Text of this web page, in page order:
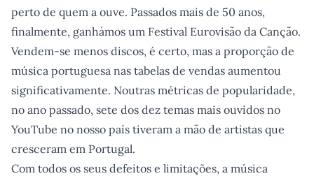
perto de quem a ouve. Passados mais de 50 anos,
finalmente, ganhámos um Festival Eurovisão da Canção.
Vendem-se menos discos, é certo, mas a proporção de
música portuguesa nas tabelas de vendas aumentou
significativamente. Noutras métricas de popularidade,
no ano passado, sete dos dez temas mais ouvidos no
YouTube no nosso país tiveram a mão de artistas que
cresceram em Portugal.
Com todos os seus defeitos e limitações, a música